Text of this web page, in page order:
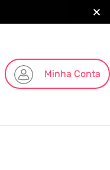
Minha Conta